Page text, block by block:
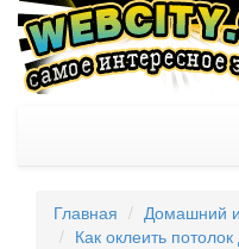
Главная
Домашний
Как оклеить